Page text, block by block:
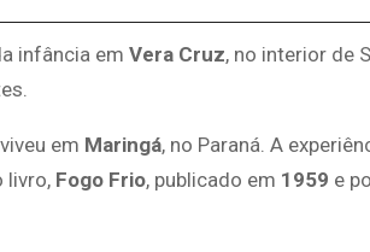
infância em Vera Cruz, no interior de
em Maringá, no Paraná. A
livro, Fogo Frio, publicado em 1959 e